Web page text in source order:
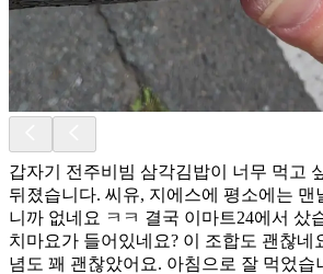
갑자기 전주비빔 삼각김밥이 너무 먹고
뒤졌습니다. 씨유, 지에스에 평소에는 맨
니까 없네요 ㅋㅋ 결국 이마트24에서 샀
치마요가 들어있네요? 이 조합도 괜찮네
념도 꽤 괜찮았어요. 아침으로 잘 먹었습